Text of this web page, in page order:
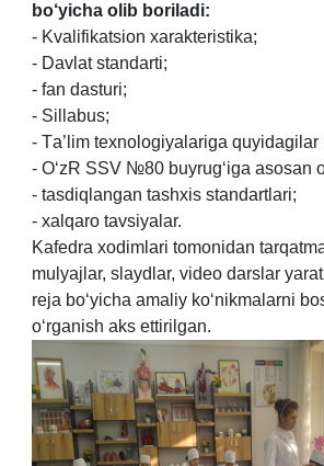
bo‘yicha olib boriladi:
- Kvalifikatsion xarakteristika;
- Davlat standarti;
- fan dasturi;
- Sillabus;
- Тa’lim texnologiyalariga quyidagilar
- O‘zR SSV №80 buyrug‘iga asosan
- tasdiqlangan tashxis standartlari;
- xalqaro tavsiyalar.
Kafedra xodimlari tomonidan
mulyajlar, slaydlar, video darslar
reja bo‘yicha amaliy ko‘nikmalarni
o‘rganish aks ettirilgan.